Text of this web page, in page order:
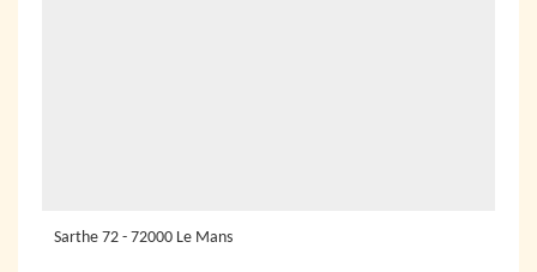
Sarthe 72 - 72000 Le Mans